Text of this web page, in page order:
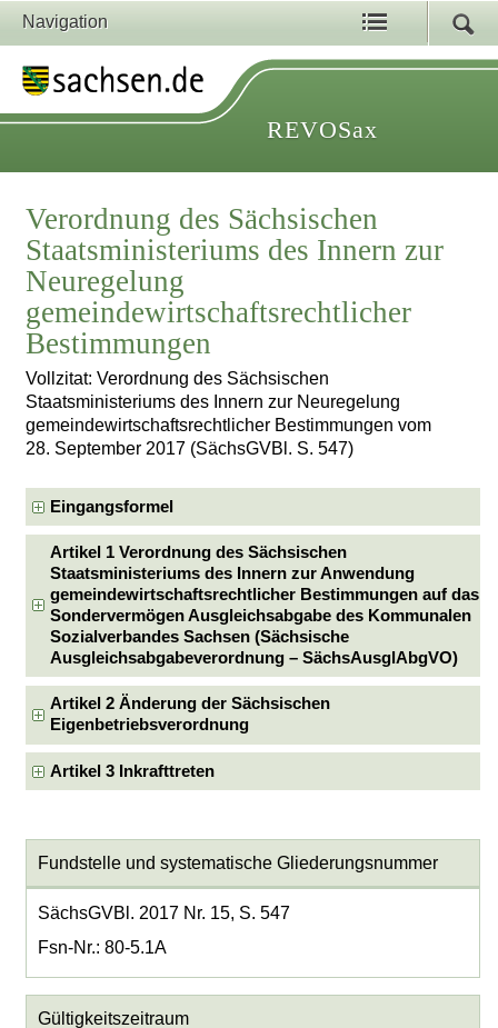
Navigation
REVOSax
Verordnung des Sächsischen
Staatsministeriums des Innern zur
Neuregelung
gemeindewirtschaftsrechtlicher
Bestimmungen
Vollzitat: Verordnung des Sächsischen
Staatsministeriums des Innern zur Neuregelung
gemeindewirtschaftsrechtlicher Bestimmungen vom
28. September 2017 (SächsGVBl. S. 547)
Eingangsformel
Artikel 1 Verordnung des Sächsischen
Staatsministeriums des Innern zur Anwendung
gemeindewirtschaftsrechtlicher Bestimmungen auf das
Sondervermögen Ausgleichsabgabe des Kommunalen
Sozialverbandes Sachsen (Sächsische
Ausgleichsabgabeverordnung – SächsAusglAbgVO)
Artikel 2 Änderung der Sächsischen
Eigenbetriebsverordnung
Artikel 3 Inkrafttreten
Fundstelle und systematische Gliederungsnummer
SächsGVBl. 2017 Nr. 15, S. 547
Fsn-Nr.: 80-5.1A
Gültigkeitszeitraum